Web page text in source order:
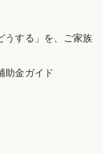
うする」を、ご家族
助金ガイド